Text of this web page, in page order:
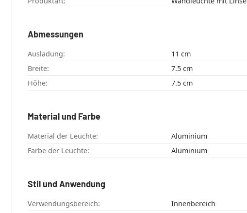
Abmessungen
Ausladung:
11 cm
Breite:
7.5 cm
Höhe:
7.5 cm
Material und Farbe
Material der Leuchte:
Aluminium
Farbe der Leuchte:
Aluminium
Stil und Anwendung
Verwendungsbereich:
Innenbereich